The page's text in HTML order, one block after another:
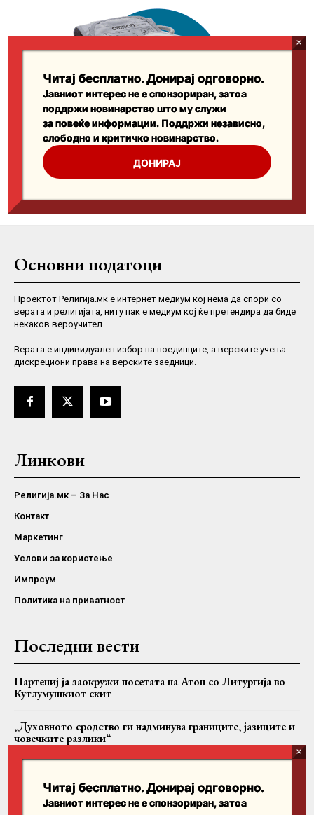
Основни податоци
Проектот Религија.мк е интернет медиум кој нема да спори со
верата и религијата, ниту пак е медиум кој ќе претендира да биде
некаков вероучител.
Верaта е индивидуален избор на поединците, а верските учења
дискрециони права на верските заедници.
Линкови
Религија.мк – За Нас
Контакт
Маркетинг
Услови за користење
Импрсум
Политика на приватност
Последни вести
Партениј ја заокружи посетата на Атон со Литургија во
Кутлумушкиот скит
„Духовното сродство ги надминува границите, јазиците и
човечките разлики“
Петка, во храмот пристигна и чудотворна икона од Сибир
Читај бесплатно. Донирај одговорно.
Јавниот интерес не е спонзориран, затоа